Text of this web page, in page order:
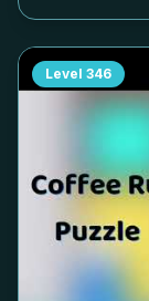
Level 346